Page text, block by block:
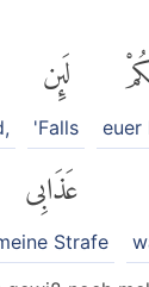
euer
لَئِن
'Falls
عَذَابِى
Strafe